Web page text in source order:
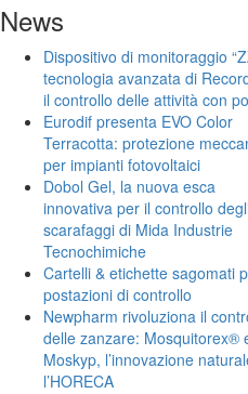
News
Dispositivo di monitoraggio
tecnologia avanzata di
il controllo delle attività con
Eurodif presenta EVO Color
Terracotta: protezione
per impianti fotovoltaici
Dobol Gel, la nuova esca
innovativa per il controllo
scarafaggi di Mida Industrie
Tecnochimiche
Cartelli & etichette sagomati
postazioni di controllo
Newpharm rivoluziona il
delle zanzare: Mosquitorex®
Moskyp, l’innovazione
l’HORECA